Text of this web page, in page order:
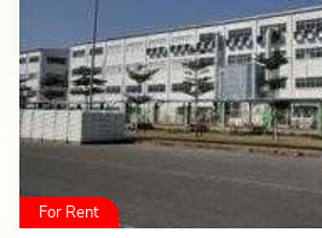
For Rent